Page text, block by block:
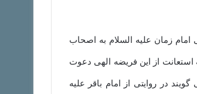
زمان علیه السلام به اصحاب
استعانت از این فریضه الهی دعوت
در روایتی از امام باقر علیه